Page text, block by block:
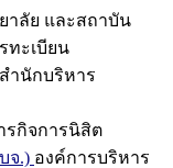
าลัย และสถาบัน
ทะเบียน
สำนักบริหาร
รกิจการนิสิต
จ.) องค์การบริหาร